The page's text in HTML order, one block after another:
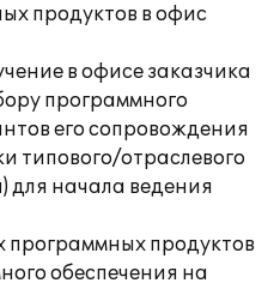
продуктов в офис
в офисе заказчика
программного
его сопровождения
типового/отраслевого
для начала ведения
продуктов
обеспечения на